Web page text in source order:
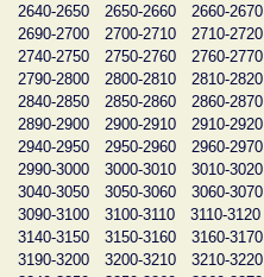
2640-2650
2650-2660 2660-2670
2690-2700
2700-2710 2710-2720
2740-2750
2750-2760 2760-2770
2790-2800
2800-2810 2810-2820
2840-2850
2850-2860 2860-2870
2890-2900
2900-2910 2910-2920
2940-2950
2950-2960 2960-2970
2990-3000
3000-3010 3010-3020
3040-3050
3050-3060 3060-3070
3090-3100
3100-3110 3110-3120
3140-3150
3150-3160 3160-3170
3190-3200
3200-3210 3210-3220